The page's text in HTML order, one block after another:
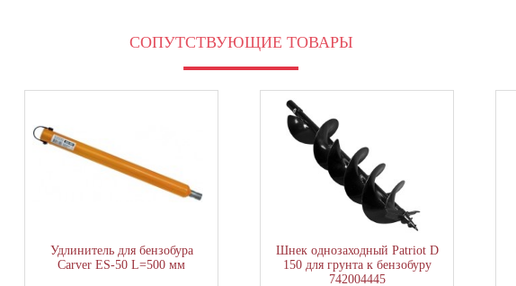
СОПУТСТВУЮЩИЕ ТОВАРЫ
Удлинитель для бензобура
Carver ES-50 L=500 мм
Шнек однозаходный Patriot D
150 для грунта к бензобуру
742004445